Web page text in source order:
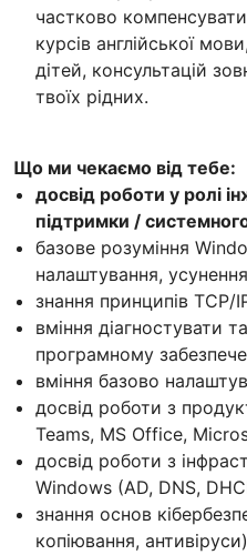
частково
курсів англійської
дітей, консультацій
твоїх рідних.
Що ми чекаємо від тебе:
досвід роботи у ролі
підтримки /
базове розуміння
налаштування,
знання принципів TCP/
вміння діагностувати
програмному
вміння базово
досвід роботи з
Teams, MS Office,
досвід роботи з
Windows (AD, DNS,
знання основ
копіювання, антивіруси)